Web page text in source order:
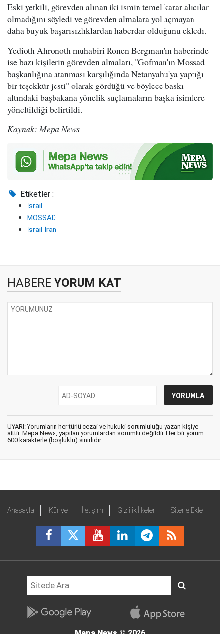
Eski yetkili, görevden alınan iki ismin temel karar alıcılar
olmadığını söyledi ve görevden almalara yol açmayan
daha büyük başarısızlıklardan haberdar olduğunu ekledi.
Yedioth Ahronoth muhabiri Ronen Bergman'ın haberinde
ise bazı kişilerin görevden almaları, "Gofman'ın Mossad
başkanlığına atanması karşılığında Netanyahu'ya yaptığı
bir teşekkür jesti" olarak gördüğü ve böylece baskı
altındaki başbakana yönelik suçlamaların başka isimlere
yöneltildiği belirtildi.
Kaynak: Mepa News
Etiketler :
İsrail
MOSSAD
İsrail İran
HABERE YORUM KAT
UYARI: Yorumların her türlü cezai ve hukuki sorumluluğu yazan kişiye
aittir. Mepa News, yapılan yorumlardan sorumlu değildir. Her bir yorum
600 karakterle (boşluklu) sınırlıdır.
Anasayfa Künye İletişim Gizlilik İlkeleri Sitene Ekle